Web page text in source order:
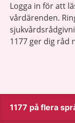
Logga in för att
vårdärenden.
1177 ger dig råd
1177 på flera